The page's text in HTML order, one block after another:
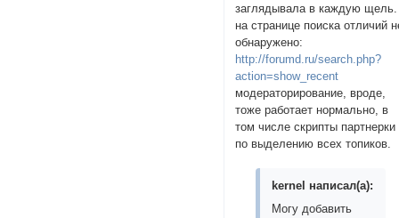
заглядывала в каждую щель.
на странице поиска отличий
обнаружено:
http://forumd.ru/search.php?
action=show_recent
модераторирование, вроде,
тоже работает нормально, в
том числе скрипты партнерки
по выделению всех топиков.
kernel написал(а):
Могу добавить